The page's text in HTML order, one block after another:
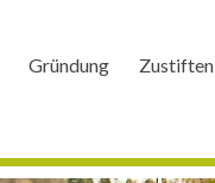
Gründung Zustiften